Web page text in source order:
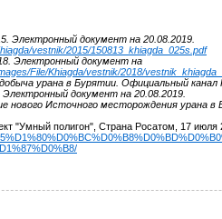
Электронный документ на 20.08.2019.
vestnik/2015/150813_khiagda_025s.pdf
Электронный документ на
File/Khiagda/vestnik/2018/
урана в Бурятии. Официальный
Электронный документ на 20.08.2019.
нового Источного месторождения урана в
"Умный полигон", Страна Росатом, 17 июля